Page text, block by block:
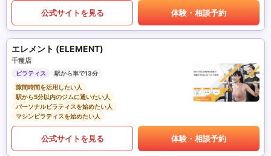
公式サイトを見る 体験・相談予約
エレメント (ELEMENT)
千種店
ピラティス
駅から車で13分
隙間時間を活用したい人
駅から5分以内のジムに通いたい人
パーソナルピラティスを始めたい人
マシンピラティスを始めたい人
公式サイトを見る 体験・相談予約